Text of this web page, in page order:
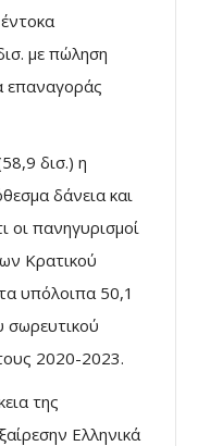
με πώληση
επαναγοράς
δισ.) η
δάνεια και
οι πανηγυρισμοί
Κρατικού
υπόλοιπα 50,1
σωρευτικού
2020-2023.
της
Ελληνικά